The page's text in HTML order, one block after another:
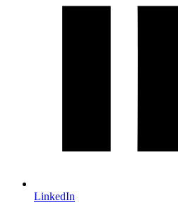
LinkedIn